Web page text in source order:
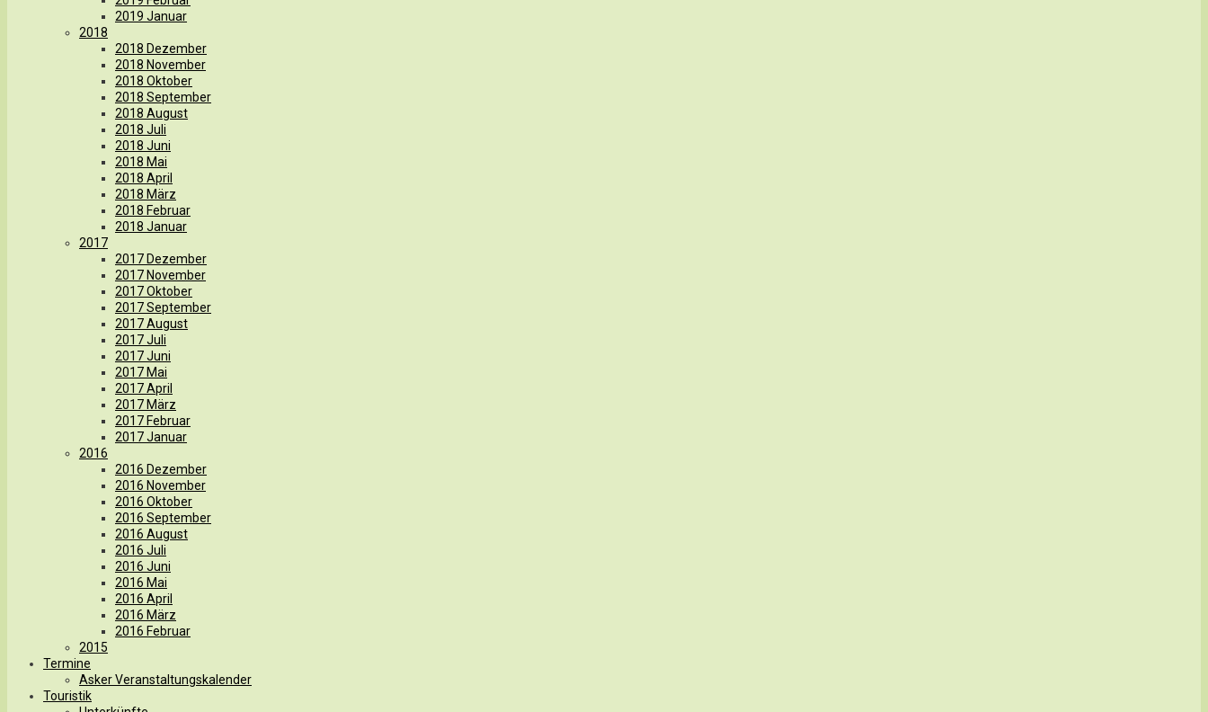
2019 Januar
2018
2018 Dezember
2018 November
2018 Oktober
2018 September
2018 August
2018 Juli
2018 Juni
2018 Mai
2018 April
2018 März
2018 Februar
2018 Januar
2017
2017 Dezember
2017 November
2017 Oktober
2017 September
2017 August
2017 Juli
2017 Juni
2017 Mai
2017 April
2017 März
2017 Februar
2017 Januar
2016
2016 Dezember
2016 November
2016 Oktober
2016 September
2016 August
2016 Juli
2016 Juni
2016 Mai
2016 April
2016 März
2016 Februar
2015
Termine
Asker Veranstaltungskalender
Touristik